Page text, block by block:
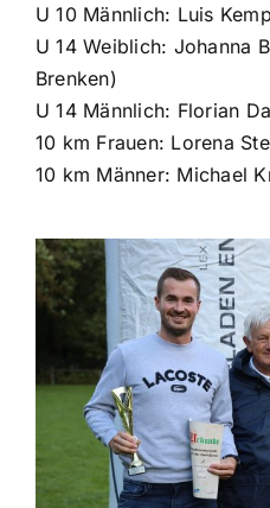
U 10 Männlich: Luis
U 14 Weiblich: Johanna
Brenken)
U 14 Männlich: Florian
10 km Frauen: Lorena
10 km Männer: Michael